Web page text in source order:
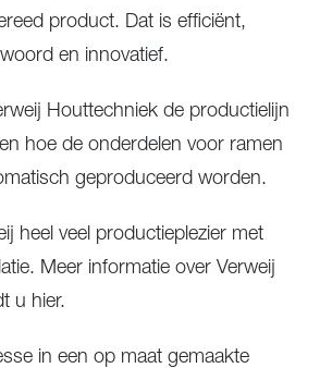
product. Dat is efficiënt,
en innovatief.
Houttechniek de productielijn
hoe de onderdelen voor ramen
geproduceerd worden.
heel veel productieplezier met
Meer informatie over Verweij
u hier.
in een op maat gemaakte